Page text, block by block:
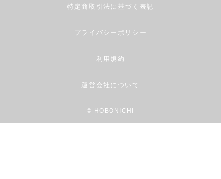
特定商取引法に基づく表記
プライバシーポリシー
利用規約
運営会社について
© HOBONICHI